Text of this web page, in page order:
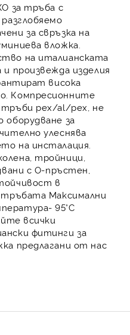
за тръба с
за свръзка на
вложка
на италианската
произвежда изделия
висока
Компресионните
тръби pеx/al/pеx , не
за
улеснява
на инсталация.
тройници,
с О-пръстен,
в
тръбата Максимални
95°C
всички
фитинги за
предлагани от нас